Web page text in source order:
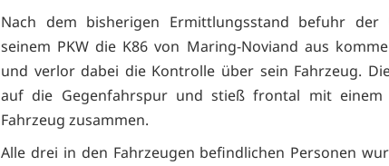
Nach dem bisherigen Ermittlungsstand befuhr der
seinem PKW die K86 von Maring-Noviand aus
und verlor dabei die Kontrolle über sein Fahrzeug.
auf die Gegenfahrspur und stieß frontal mit einem
Fahrzeug zusammen.
Alle drei in den Fahrzeugen befindlichen Personen